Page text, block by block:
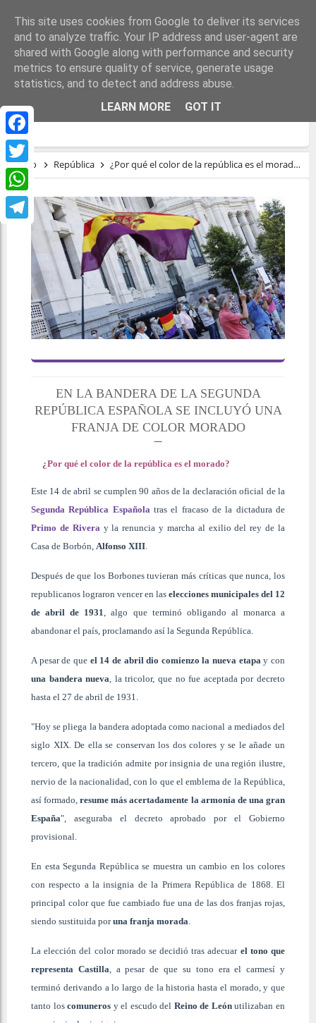
Facebook
Twitter
WhatsApp
Telegram
¿POR QUÉ EL COLOR DE LA REPÚBLICA ES
EL MORADO?
Inicio República ¿Por qué el color de la república es el morado?
EN LA BANDERA DE LA SEGUNDA
REPÚBLICA ESPAÑOLA SE INCLUYÓ UNA
FRANJA DE COLOR MORADO
¿Por qué el color de la república es el morado?
Este 14 de abril se cumplen 90 años de la declaración oficial de la
Segunda República Españolatras el fracaso de la dictadura de
Primo de Riveray la renuncia y marcha al exilio del rey de la
Casa de Borbón, Alfonso XIII.
Después de que los Borbones tuvieran más críticas que nunca, los
republicanos lograron vencer en las elecciones municipales del 12
de abril de 1931, algo que terminó obligando al monarca a
abandonar el país, proclamando así la Segunda República.
A pesar de que el 14 de abril dio comienzo la nueva etapay con
una bandera nueva, la tricolor, que no fue aceptada por decreto
hasta el 27 de abril de 1931.
"Hoy se pliega la bandera adoptada como nacional a mediados del
siglo XIX. De ella se conservan los dos colores y se le añade un
tercero, que la tradición admite por insignia de una región ilustre,
nervio de la nacionalidad, con lo que el emblema de la República,
así formado,resume más acertadamente la armonía de una gran
España", aseguraba el decreto aprobado por el Gobierno
provisional.
En esta Segunda República se muestra un cambio en los colores
con respecto a la insignia de la Primera República de 1868. El
principal color que fue cambiado fue una de las dos franjas rojas,
siendo sustituida poruna franja morada.
La elección del color morado se decidió tras adecuar el tono que
representa Castilla, a pesar de que su tono era el carmesí y
terminó derivando a lo largo de la historia hasta el morado, y que
tanto loscomuneros y el escudo del Reino de Leónutilizaban en
This site uses cookies from Google to deliver its services
and to analyze traffic. Your IP address and user-agent are
shared with Google along with performance and security
metrics to ensure quality of service, generate usage
statistics, and to detect and address abuse.
LEARN MORE
GOT IT